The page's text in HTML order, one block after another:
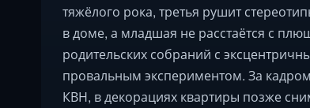
тяжёлого рока, третья рушит
в доме, а младшая не расстаётся с
родительских собраний с
провальным экспериментом. За
КВН, в декорациях квартиры позже